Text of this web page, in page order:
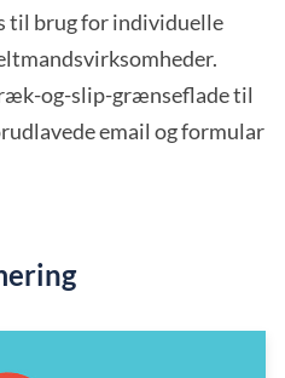
til brug for individuelle
og-slip-grænseflade til
email og formular